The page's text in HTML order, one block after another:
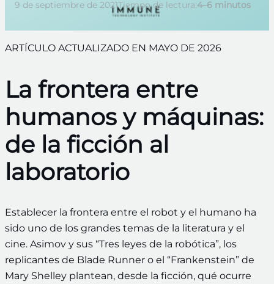
9 de septiembre de 2021Tiempo de lectura:4–6 minutos
ARTÍCULO ACTUALIZADO EN MAYO DE 2026
La frontera entre
humanos y máquinas:
de la ficción al
laboratorio
Establecer la frontera entre el robot y el humano ha
sido uno de los grandes temas de la literatura y el
cine. Asimov y sus “Tres leyes de la robótica”, los
replicantes de Blade Runner o el “Frankenstein” de
Mary Shelley plantean, desde la ficción, qué ocurre